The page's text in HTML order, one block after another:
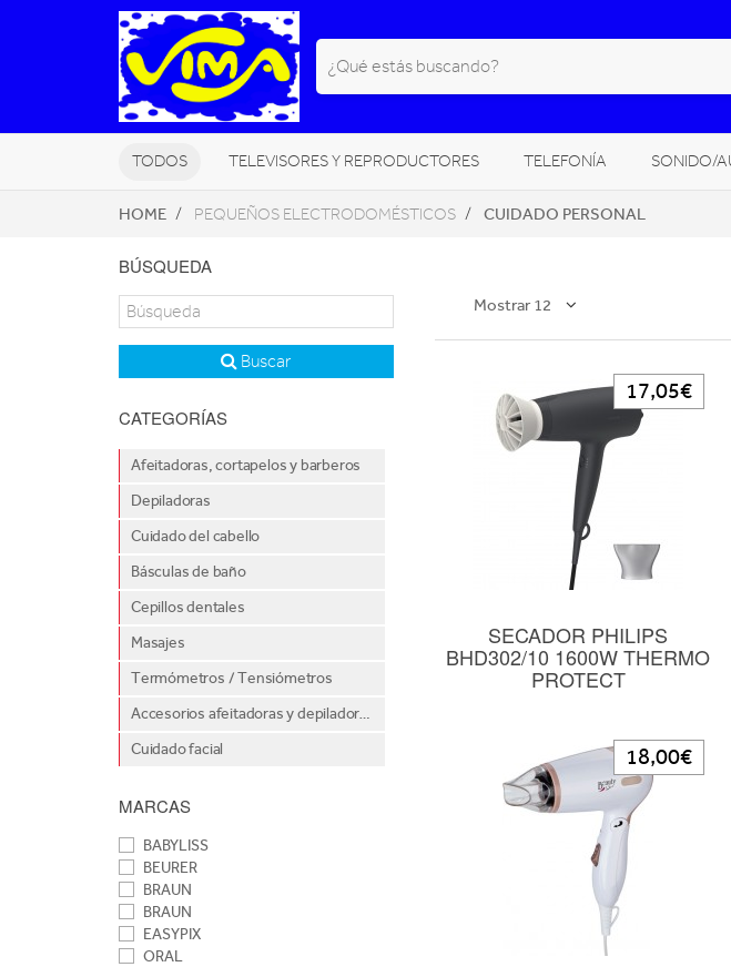
TODOS TELEVISORES Y REPRODUCTORES TELEFONÍA SONIDO/
PEQUEÑOS ELECTRODOMÉSTICOS CLIMATIZACIÓN,
HOME PEQUEÑOS ELECTRODOMÉSTICOS CUIDADO PERSONAL
BÚSQUEDA
Buscar
CATEGORÍAS
Afeitadoras, cortapelos y barberos
Depiladoras
Cuidado del cabello
Básculas de baño
Cepillos dentales
Masajes
Termómetros / Tensiómetros
Accesorios afeitadoras y depiladoras
Cuidado facial
MARCAS
BABYLISS
BEURER
BRAUN
BRAUN
EASYPIX
ORAL
Mostrar 12
SECADOR PHILIPS
BHD302/10 1600W THERMO
PROTECT
17,05€
18,00€